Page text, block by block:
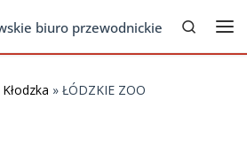
biuro przewodnickie
Search
» ŁÓDZKIE ZOO